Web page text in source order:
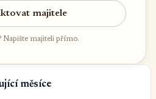
majitele
Napište majiteli přímo.
měsíce